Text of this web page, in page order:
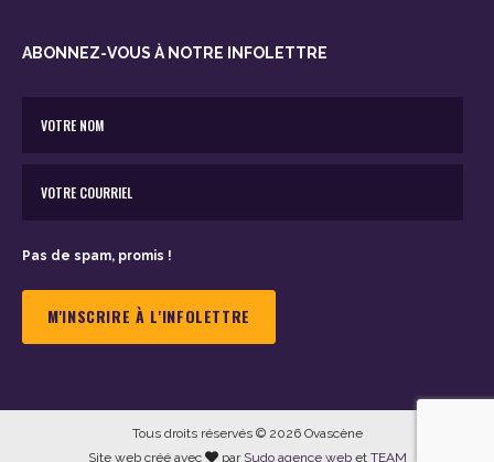
ABONNEZ-VOUS À NOTRE INFOLETTRE
Pas de spam, promis !
Tous droits réservés © 2026 Ovascène
Site web créé avec
par Sudo agence webet TEAM